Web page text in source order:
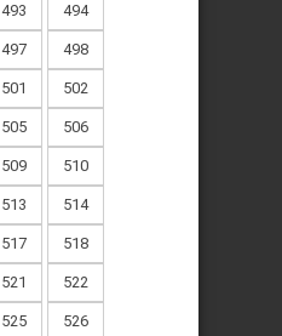
493 494
497 498
501 502
505 506
509 510
513 514
517 518
521 522
525 526